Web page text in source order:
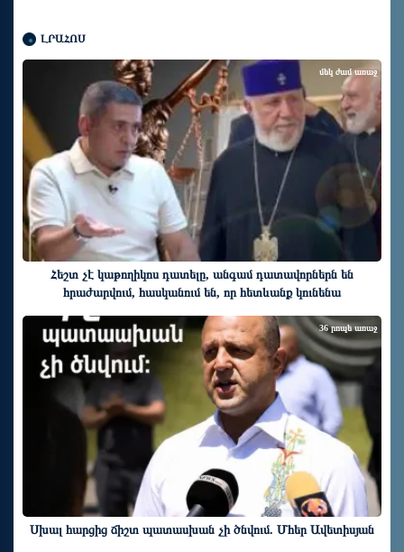
ԼՐԱՀՈՍ
Հեշտ չէ կաթողիկոս դատելը, անգամ դատավորներն են
հրաժարվում, հասկանում են, որ հետևանք կունենա
մեկ ժամ առաջ
Սխալ հարցից ճիշտ պատասխան չի ծնվում. Մհեր Ավետիսյան
36 րոպե առաջ